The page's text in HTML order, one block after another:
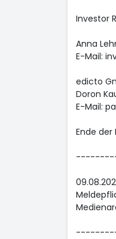
Investor
Anna
E-Mail:
edicto
Doron
E-Mail:
Ende